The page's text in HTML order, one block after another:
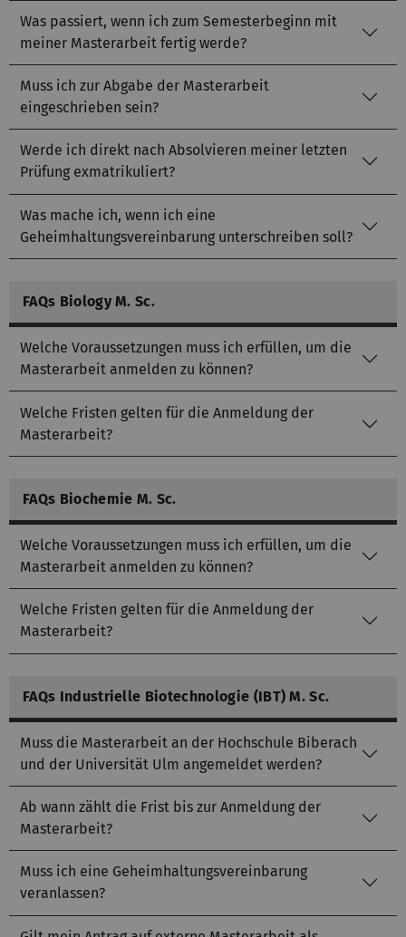
Was passiert, wenn ich zum Semesterbeginn mit
meiner Masterarbeit fertig werde?
Muss ich zur Abgabe der Masterarbeit
eingeschrieben sein?
Werde ich direkt nach Absolvieren meiner letzten
Prüfung exmatrikuliert?
Was mache ich, wenn ich eine
Geheimhaltungsvereinbarung unterschreiben soll?
FAQs Biology M. Sc.
Welche Voraussetzungen muss ich erfüllen, um die
Masterarbeit anmelden zu können?
Welche Fristen gelten für die Anmeldung der
Masterarbeit?
FAQs Biochemie M. Sc.
Welche Voraussetzungen muss ich erfüllen, um die
Masterarbeit anmelden zu können?
Welche Fristen gelten für die Anmeldung der
Masterarbeit?
FAQs Industrielle Biotechnologie (IBT) M. Sc.
Muss die Masterarbeit an der Hochschule Biberach
und der Universität Ulm angemeldet werden?
Ab wann zählt die Frist bis zur Anmeldung der
Masterarbeit?
Muss ich eine Geheimhaltungsvereinbarung
veranlassen?